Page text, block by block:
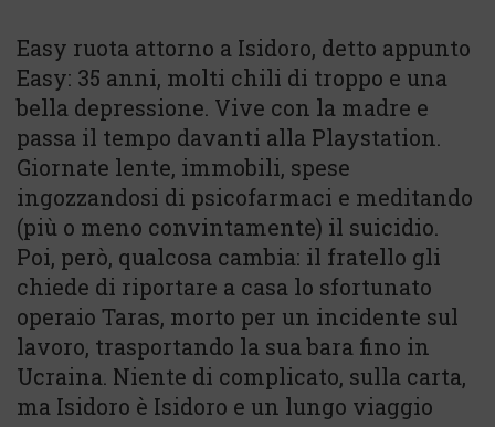
Easy ruota attorno a Isidoro, detto appunto
Easy: 35 anni, molti chili di troppo e una
bella depressione. Vive con la madre e
passa il tempo davanti alla Playstation.
Giornate lente, immobili, spese
ingozzandosi di psicofarmaci e meditando
(più o meno convintamente) il suicidio.
Poi, però, qualcosa cambia: il fratello gli
chiede di riportare a casa lo sfortunato
operaio Taras, morto per un incidente sul
lavoro, trasportando la sua bara fino in
Ucraina. Niente di complicato, sulla carta,
ma Isidoro è Isidoro e un lungo viaggio